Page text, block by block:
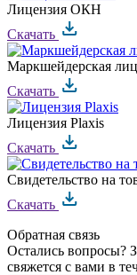
Лицензия ОКН
Скачать
Маркшейдерская
Скачать
Лицензия Plaxis
Скачать
Свидетельство на
Скачать
Обратная связь
Остались вопросы?
свяжется с вами в